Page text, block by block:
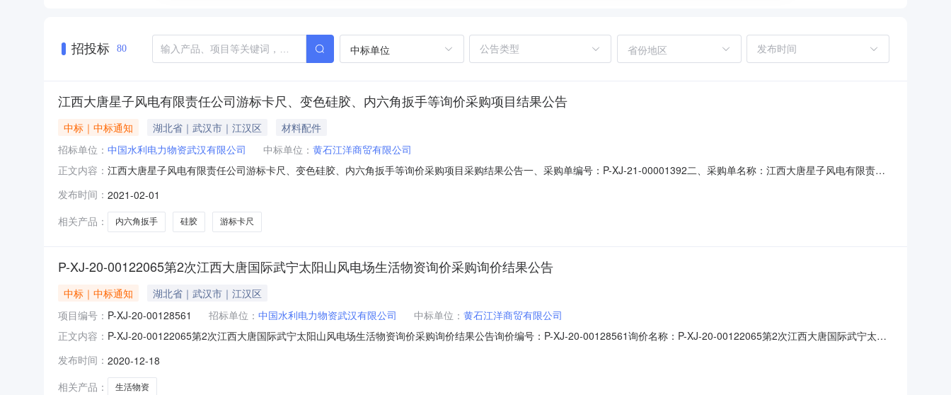
招投标 80 中标单位 省份地区
江西大唐星子风电有限责任公司游标卡尺、变色硅胶、内六角扳手等询价采购项目结果公告
中标｜中标通知 湖北省｜武汉市｜江汉区
材料配件
招标单位： 中国水利电力物资武汉有限公司 中标单位： 黄石江洋商贸有限公司
正文内容： 江西大唐星子风电有限责任公司游标卡尺、变色硅胶、内六角扳手等询价采购项目采购结果公告一、采购单编号：P-XJ-21-00001392二、采购单名称：江西大唐星子风电有限责任
价类型：公开七、报价截止日期：2021-01-1512:00:00八、公告日期：2021-02-01九、采购执行人联系方式：15182395177具体规格、技术指标及售后服务要求等详见下表。
发布时间： 2021-02-01
相关产品：
内六角扳手 硅胶 游标卡尺
P-XJ-20-00122065第2次江西大唐国际武宁太阳山风电场生活物资询价采购询价结果公告
中标｜中标通知
湖北省｜武汉市｜江汉区
项目编号： P-XJ-20-00128561 招标单位： 中国水利电力物资武汉有限公司 中标单位： 黄石江洋商贸有限公司
正文内容： P-XJ-20-00122065第2次江西大唐国际武宁太阳山风电场生活物资询价采购询价结果公告询价编号：P-XJ-20-00128561询价名称：P-XJ-20-00122065第2次江西大唐国际武宁太阳
止日期：2020-12-617:00:00公告日期：2020-12-18采购人联系方式：15172395177具体规格、技术指标及售后服务要求等详见下表。序
发布时间： 2020-12-18
相关产品：
生活物资